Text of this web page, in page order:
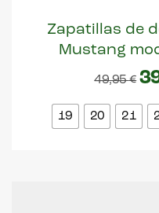
Zapatillas de
Mustang
49,95€
19 20 21